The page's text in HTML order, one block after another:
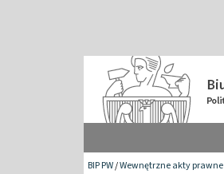
BIP PW/Wewnętrzne akty prawne